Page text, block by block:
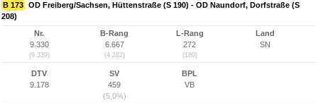
B 173 OD Freiberg/Sachsen, Hüttenstraße (S 190) - OD Naundorf, Dorfstraße (S
208)
Nr.
9.330
(9.339)
B-Rang
6.667
(4.282)
L-Rang
272
(180)
Land
SN
DTV
9.178
SV
459
(5,0%)
BPL
VB